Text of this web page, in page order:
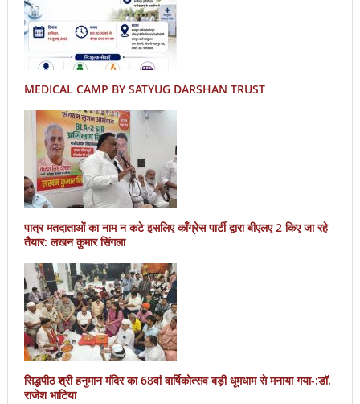
MEDICAL CAMP BY SATYUG DARSHAN TRUST
पात्र मतदाताओं का नाम न कटे इसलिए काँग्रेस पार्टी द्वारा बीएलए 2 किए जा रहे
तैयार: लखन कुमार सिंगला
सिद्धपीठ श्री हनुमान मंदिर का 68वां वार्षिकोत्सव बड़ी धूमधाम से मनाया गया-:डॉ.
राजेश भाटिया